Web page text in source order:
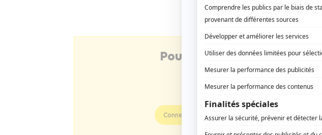
Pour consulter les
Vous êtes
Connectez-vous